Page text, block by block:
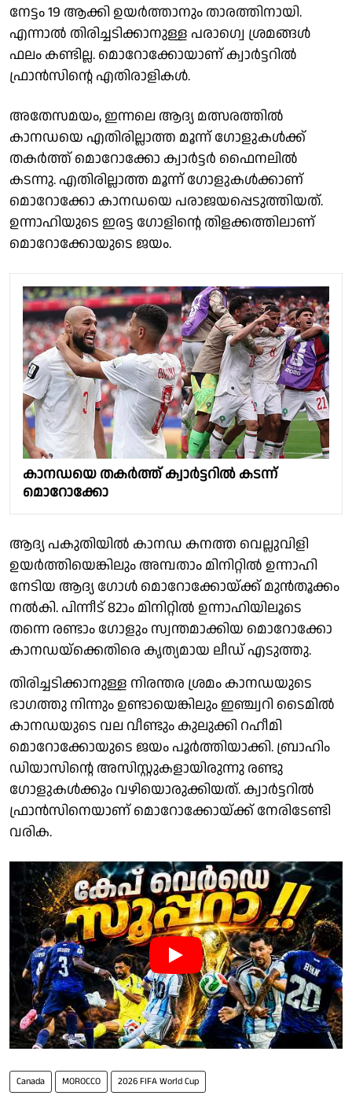
നേട്ടം 19 ആക്കി ഉയർത്താനും താരത്തിനായി.
എന്നാൽ തിരിച്ചടിക്കാനുള്ള പരാഗ്വെ ശ്രമങ്ങൾ
ഫലം കണ്ടില്ല. മൊറോക്കോയാണ് ക്വാർട്ടറിൽ
ഫ്രാൻസിൻ്റെ എതിരാളികൾ.
അതേസമയം, ഇന്നലെ ആദ്യ മത്സരത്തിൽ
കാനഡയെ എതിരില്ലാത്ത മൂന്ന് ഗോളുകൾക്ക്
തകർത്ത് മൊറോക്കോ ക്വാർട്ടർ ഫൈനലിൽ
കടന്നു. എതിരില്ലാത്ത മൂന്ന് ഗോളുകൾക്കാണ്
മൊറോക്കോ കാനഡയെ പരാജയപ്പെടുത്തിയത്.
ഉന്നാഹിയുടെ ഇരട്ട ഗോളിൻ്റെ തിളക്കത്തിലാണ്
മൊറോക്കോയുടെ ജയം.
കാനഡയെ തകർത്ത് ക്വാർട്ടറിൽ കടന്ന്
മൊറോക്കോ
ആദ്യ പകുതിയിൽ കാനഡ കനത്ത വെല്ലുവിളി
ഉയർത്തിയെങ്കിലും അമ്പതാം മിനിറ്റിൽ ഉന്നാഹി
നേടിയ ആദ്യ ഗോൾ മൊറോക്കോയ്ക്ക് മുൻതൂക്കം
നൽകി. പിന്നീട് 82ാം മിനിറ്റിൽ ഉന്നാഹിയിലൂടെ
തന്നെ രണ്ടാം ഗോളും സ്വന്തമാക്കിയ മൊറോക്കോ
കാനഡയ്ക്കെതിരെ കൃത്യമായ ലീഡ് എടുത്തു.
തിരിച്ചടിക്കാനുള്ള നിരന്തര ശ്രമം കാനഡയുടെ
ഭാഗത്തു നിന്നും ഉണ്ടായെങ്കിലും ഇഞ്ച്വറി ടൈമിൽ
കാനഡയുടെ വല വീണ്ടും കുലുക്കി റഹീമി
മൊറോക്കോയുടെ ജയം പൂർത്തിയാക്കി. ബ്രാഹിം
ഡിയാസിൻ്റെ അസിസ്റ്റുകളായിരുന്നു രണ്ടു
ഗോളുകൾക്കും വഴിയൊരുക്കിയത്. ക്വാർട്ടറിൽ
ഫ്രാൻസിനെയാണ് മൊറോക്കോയ്ക്ക് നേരിടേണ്ടി
വരിക.
Canada MOROCCO 2026 FIFA World Cup